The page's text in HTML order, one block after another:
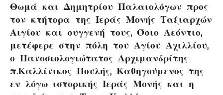
Θωμά και Δημητρίου Παλαιολόγων προς
τον κτήτορα της Ιεράς Μονής Ταξιαρχών
Αιγίου και συγγενή τους, Όσιο Λεόντιο,
μετέφερε στην πόλη του Αγίου Αχιλλίου,
ο Πανοσιολογιώτατος Αρχιμανδρίτης
π.Καλλίνικος Πουλής, Καθηγούμενος της
εν λόγω ιστορικής Ιεράς Μονής και η